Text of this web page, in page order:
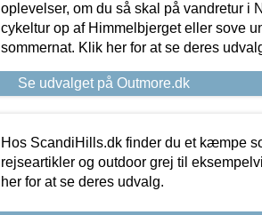
oplevelser, om du så skal på vandretur i
cykeltur op af Himmelbjerget eller sove
sommernat. Klik her for at se deres
Se udvalget på Outmore.dk
Hos ScandiHills.dk finder du et kæmpe
rejseartikler og outdoor grej til
her for at se deres udvalg.